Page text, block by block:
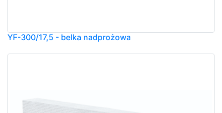
YF-300/17,5 - belka nadprożowa